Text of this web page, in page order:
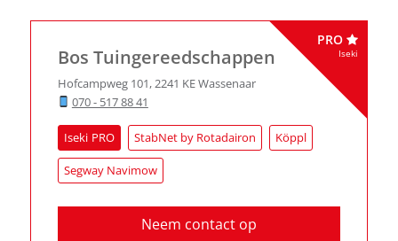
Bos Tuingereedschappen
Hofcampweg 101,2241 KEWassenaar
070 - 517 88 41
Iseki StabNet by Rotadairon Köppl
Segway Navimow
Neem contact op
PRO
Iseki